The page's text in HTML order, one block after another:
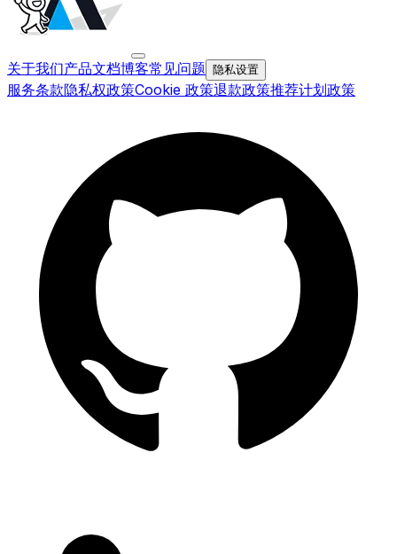
关于我们产品文档博客常见问题 隐私设置
服务条款隐私权政策Cookie 政策退款政策推荐计划政策